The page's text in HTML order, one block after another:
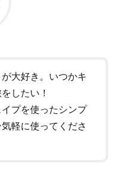
大好き。いつかキ
したい！
プを使ったシンプ
軽に使ってくださ